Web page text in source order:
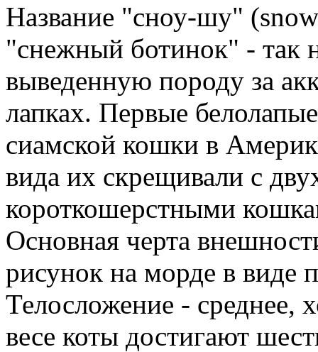
Название "сноу-шу"
"снежный ботинок" - так
выведенную породу за
лапках. Первые
сиамской кошки в
вида их скрещивали с
короткошерстными
Основная черта
рисунок на морде в виде
Телосложение - среднее,
весе коты достигают